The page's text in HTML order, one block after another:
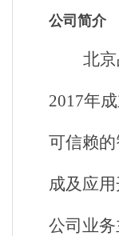
公司简介
北
2017年
可信赖
成及应用
公司业